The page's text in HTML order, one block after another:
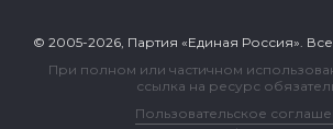
© 2005-2026, Партия «Единая Россия».
При полном или частичном
ссылка на ресурс
Пользовательское